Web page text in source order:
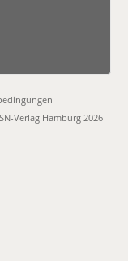
Verlag Hamburg 2026